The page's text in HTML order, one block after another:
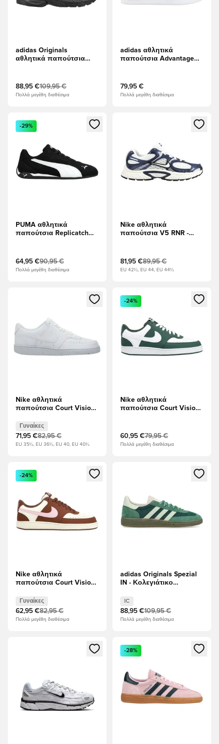
adidas Originals
αθλητικά παπούτσια
Λευκά/Άνθρακας
88,95 €109,95 €
Πολλά μεγέθη διαθέσιμα
adidas αθλητικά
παπούτσια Advantage
Πράσινος
79,95 €
Πολλά μεγέθη διαθέσιμα
Ανοίγει ένα Modal για να συνδεθείτε ή να εγγραφείτε ως
-29%
PUMA αθλητικά
παπούτσια Replicatch
64,95 €90,95 €
Πολλά μεγέθη διαθέσιμα
Ανοίγει ένα Modal για να
Nike αθλητικά
παπούτσια V5 RNR -
ασήμι
81,95 €89,95 €
EU 42½, EU 44, EU 44½
Ανοίγει ένα Modal για να συνδεθείτε ή να εγγραφείτε ως
Nike αθλητικά
παπούτσια Court Vision
Λευκό Γυναίκες
Γυναίκες
71,95 €82,95 €
EU 35½, EU 36½, EU 40, EU 40½
Ανοίγει ένα Modal για να
-24%
Nike αθλητικά
παπούτσια Court Vision
60,95 €79,95 €
Πολλά μεγέθη διαθέσιμα
Ανοίγει ένα Modal για να συνδεθείτε ή να εγγραφείτε ως
-24%
Nike αθλητικά
παπούτσια Court Vision
Μπράουν/Λευκό/Ροζ
αφρός Γυναίκες
Γυναίκες
62,95 €82,95 €
Πολλά μεγέθη διαθέσιμα
Ανοίγει ένα Modal για να
adidas Originals Spezial
IN - Κολεγιάτικο
Πράσινο
IC
88,95 €109,95 €
Πολλά μεγέθη διαθέσιμα
Ανοίγει ένα Modal για να συνδεθείτε ή να εγγραφείτε ως
Ανοίγει ένα Modal για να
-28%